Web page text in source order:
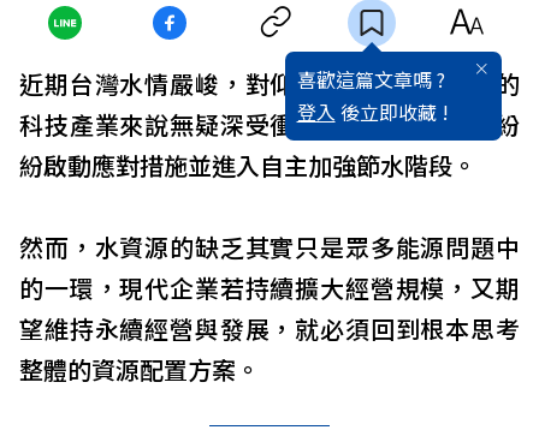
喜歡這篇文章嗎 ?
登入 後立即收藏 !
近期台灣水情嚴峻，對仰賴高耗能、高用水的
科技產業來說無疑深受衝擊，許多企業已經紛
紛啟動應對措施並進入自主加強節水階段。
然而，水資源的缺乏其實只是眾多能源問題中
的一環，現代企業若持續擴大經營規模，又期
望維持永續經營與發展，就必須回到根本思考
整體的資源配置方案。